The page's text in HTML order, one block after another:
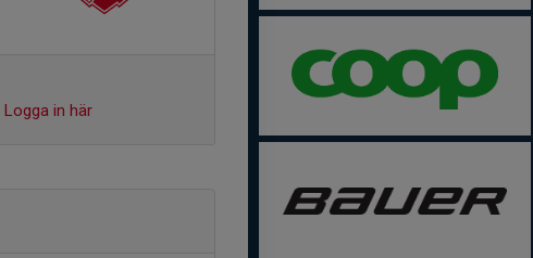
Logga in här